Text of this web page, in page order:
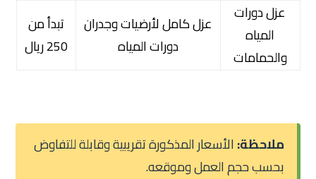
عزل دورات
المياه
والحمامات
عزل كامل لأرضيات وجدران
دورات المياه
تبدأ من
250 ريال
ملاحظة:الأسعار المذكورة تقريبية وقابلة للتفاوض
بحسب حجم العمل وموقعه.